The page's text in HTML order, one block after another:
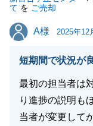
て を ご売却
A様
A様 2025年12
短期間で状況が
最初の担当者は
り進捗の説明も
当者が変更して